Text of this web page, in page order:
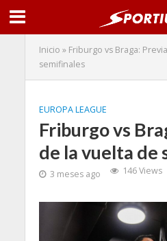
Inicio » Friburgo vs Braga:
semifinales
EUROPA LEAGUE
Friburgo vs
de la vuelta de
3 meses ago 146 Views